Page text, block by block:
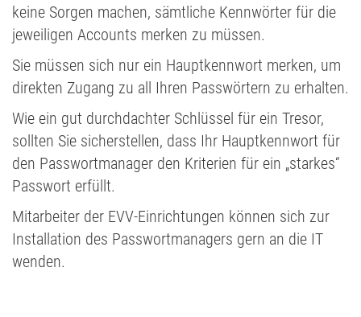
keine Sorgen machen, sämtliche Kennwörter für die
jeweiligen Accounts merken zu müssen.
Sie müssen sich nur ein Hauptkennwort merken, um
direkten Zugang zu all Ihren Passwörtern zu erhalten.
Wie ein gut durchdachter Schlüssel für ein Tresor,
sollten Sie sicherstellen, dass Ihr Hauptkennwort für
den Passwortmanager den Kriterien für ein „starkes“
Passwort erfüllt.
Mitarbeiter der EVV-Einrichtungen können sich zur
Installation des Passwortmanagers gern an die IT
wenden.